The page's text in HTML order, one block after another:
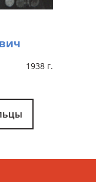
1938 г.